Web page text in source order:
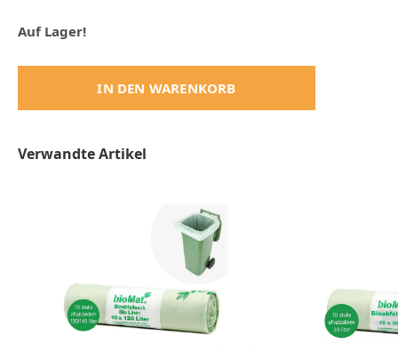
Auf Lager!
IN DEN WARENKORB
Verwandte Artikel